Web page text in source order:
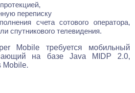
переписку
счета сотового оператора,
спутникового телевидения.
Mobile требуется мобильный
на базе Java MIDP 2.0,
Mobile.